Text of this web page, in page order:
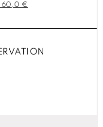
60,0 €